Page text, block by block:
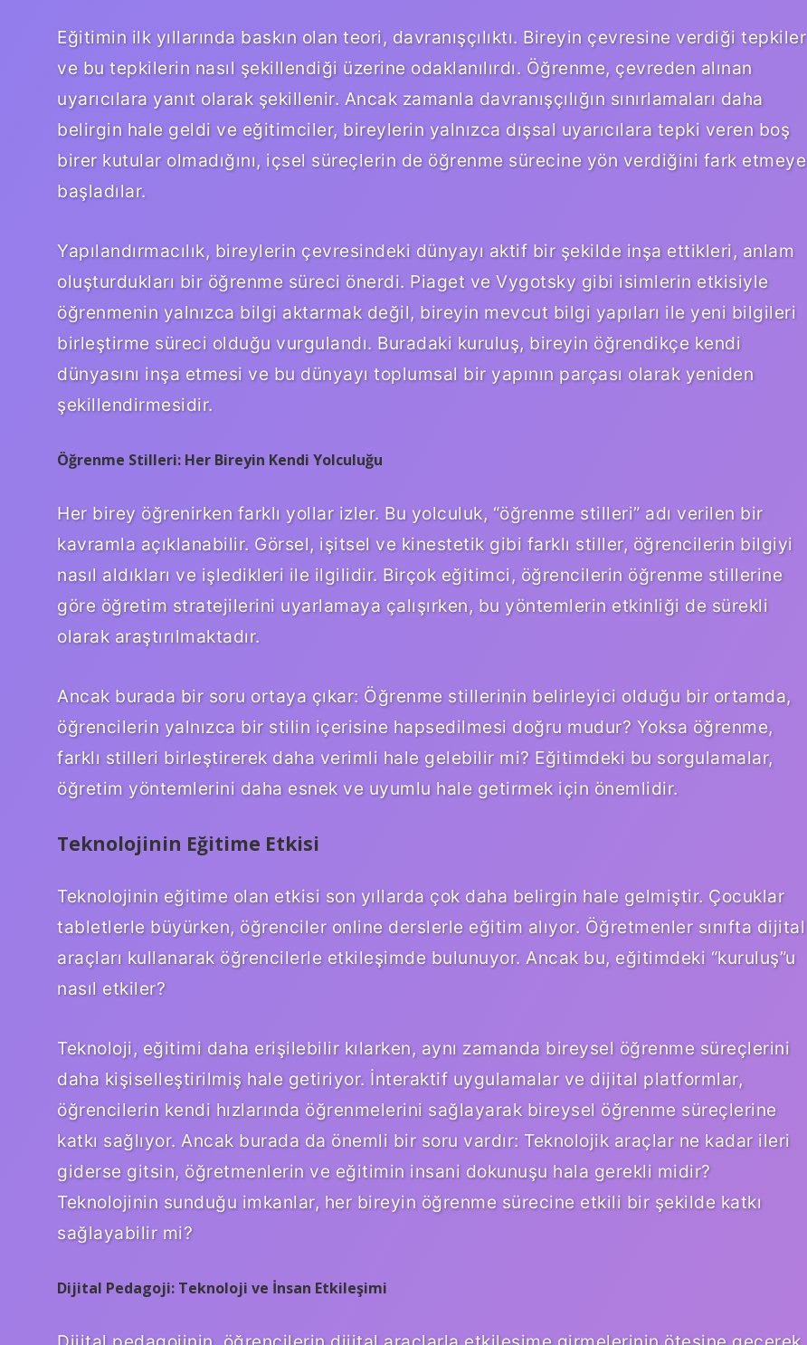
Eğitimin ilk yıllarında baskın olan teori, davranışçılıktı. Bireyin çevresine verdiği tepkiler
ve bu tepkilerin nasıl şekillendiği üzerine odaklanılırdı. Öğrenme, çevreden alınan
uyarıcılara yanıt olarak şekillenir. Ancak zamanla davranışçılığın sınırlamaları daha
belirgin hale geldi ve eğitimciler, bireylerin yalnızca dışsal uyarıcılara tepki veren boş
birer kutular olmadığını, içsel süreçlerin de öğrenme sürecine yön verdiğini fark etmeye
başladılar.
Yapılandırmacılık, bireylerin çevresindeki dünyayı aktif bir şekilde inşa ettikleri, anlam
oluşturdukları bir öğrenme süreci önerdi. Piaget ve Vygotsky gibi isimlerin etkisiyle
öğrenmenin yalnızca bilgi aktarmak değil, bireyin mevcut bilgi yapıları ile yeni bilgileri
birleştirme süreci olduğu vurgulandı. Buradaki kuruluş, bireyin öğrendikçe kendi
dünyasını inşa etmesi ve bu dünyayı toplumsal bir yapının parçası olarak yeniden
şekillendirmesidir.
Öğrenme Stilleri: Her Bireyin Kendi Yolculuğu
Her birey öğrenirken farklı yollar izler. Bu yolculuk, “öğrenme stilleri” adı verilen bir
kavramla açıklanabilir. Görsel, işitsel ve kinestetik gibi farklı stiller, öğrencilerin bilgiyi
nasıl aldıkları ve işledikleri ile ilgilidir. Birçok eğitimci, öğrencilerin öğrenme stillerine
göre öğretim stratejilerini uyarlamaya çalışırken, bu yöntemlerin etkinliği de sürekli
olarak araştırılmaktadır.
Ancak burada bir soru ortaya çıkar: Öğrenme stillerinin belirleyici olduğu bir ortamda,
öğrencilerin yalnızca bir stilin içerisine hapsedilmesi doğru mudur? Yoksa öğrenme,
farklı stilleri birleştirerek daha verimli hale gelebilir mi? Eğitimdeki bu sorgulamalar,
öğretim yöntemlerini daha esnek ve uyumlu hale getirmek için önemlidir.
Teknolojinin Eğitime Etkisi
Teknolojinin eğitime olan etkisi son yıllarda çok daha belirgin hale gelmiştir. Çocuklar
tabletlerle büyürken, öğrenciler online derslerle eğitim alıyor. Öğretmenler sınıfta dijital
araçları kullanarak öğrencilerle etkileşimde bulunuyor. Ancak bu, eğitimdeki “kuruluş”u
nasıl etkiler?
Teknoloji, eğitimi daha erişilebilir kılarken, aynı zamanda bireysel öğrenme süreçlerini
daha kişiselleştirilmiş hale getiriyor. İnteraktif uygulamalar ve dijital platformlar,
öğrencilerin kendi hızlarında öğrenmelerini sağlayarak bireysel öğrenme süreçlerine
katkı sağlıyor. Ancak burada da önemli bir soru vardır: Teknolojik araçlar ne kadar ileri
giderse gitsin, öğretmenlerin ve eğitimin insani dokunuşu hala gerekli midir?
Teknolojinin sunduğu imkanlar, her bireyin öğrenme sürecine etkili bir şekilde katkı
sağlayabilir mi?
Dijital Pedagoji: Teknoloji ve İnsan Etkileşimi